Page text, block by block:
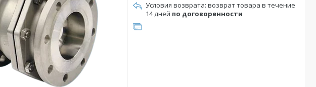
возврат товара в течение
14 дней по договоренности